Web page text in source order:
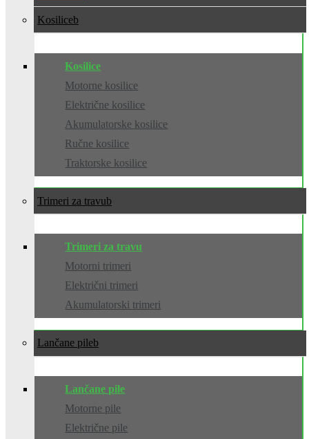
Kosilice
Kosilice
Motorne kosilice
Električne kosilice
Akumulatorske kosilice
Ručne kosilice
Traktorske kosilice
Trimeri za travu
Trimeri za travu
Motorni trimeri
Električni trimeri
Akumulatorski trimeri
Lančane pile
Lančane pile
Motorne pile
Električne pile